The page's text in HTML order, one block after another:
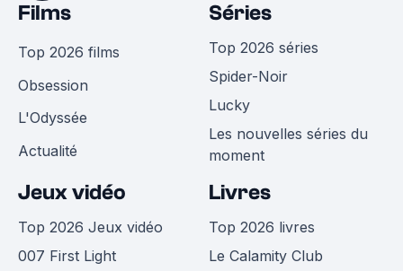
Films
Top 2026 films
Obsession
L'Odyssée
Actualité
Séries
Top 2026 séries
Spider-Noir
Lucky
Les nouvelles séries du
moment
Jeux vidéo
Top 2026 Jeux vidéo
007 First Light
Livres
Top 2026 livres
Le Calamity Club